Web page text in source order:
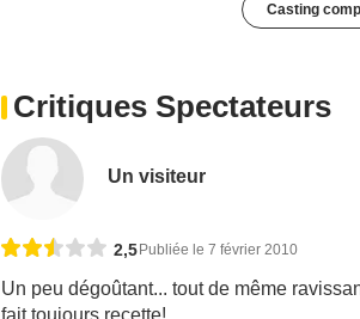
Casting
Critiques Spectateurs
Un visiteur
2,5 Publiée le 7 février 2010
Un peu dégoûtant... tout de même